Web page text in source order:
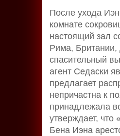
После ухода
комнате
настоящий зал
Рима, Британии,
спасительный
агент Седаски
предлагает
непричастна к
принадлежала
утверждает, что
Бена Иэна